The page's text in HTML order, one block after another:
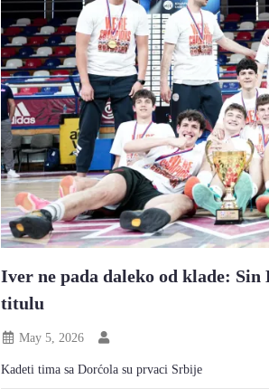
Iver ne pada daleko od klade:
titulu
May 5, 2026
Kadeti tima sa Dorćola su prvaci Srbije